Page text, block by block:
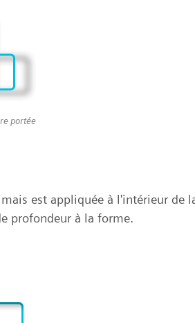
portée
est appliquée à l'intérieur de
profondeur à la forme.